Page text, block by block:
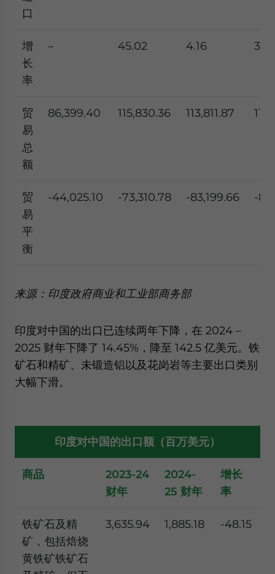
口
增
长
率
– 45.02 4.16 3.28
贸
易
总
额
86,399.40 115,830.36 113,811.87
贸
易
平
衡
-44,025.10 -73,310.78 -83,199.66 -
来源：印度政府商业和工业部商务部
印度对中国的出口已连续两年下降，在 2024 –
2025 财年下降了 14.45%，降至 142.5 亿美元。铁
矿石和精矿、未锻造铝以及花岗岩等主要出口类别
大幅下滑。
印度对中国的出口额（百万美元）
商品
2023-24
财年
2024-
25 财年
增长
率
铁矿石及精
矿，包括焙烧
黄铁矿铁矿石
3,635.94 1,885.18 -48.15